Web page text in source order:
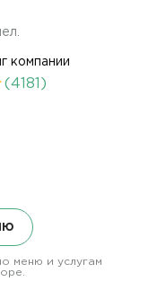
компании
(4181)
меню и услугам